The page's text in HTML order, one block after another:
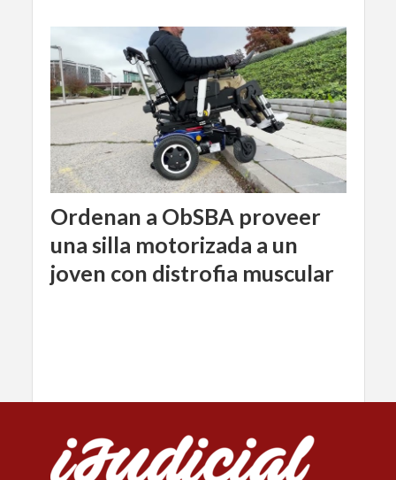
Ordenan a ObSBA proveer
una silla motorizada a un
joven con distrofia muscular